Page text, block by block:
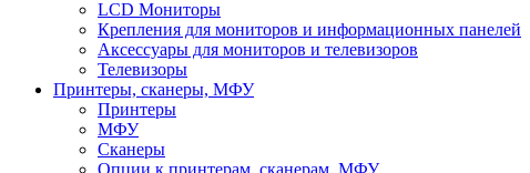
LCD Мониторы
Крепления для мониторов и информационных панелей
Аксессуары для мониторов и телевизоров
Телевизоры
Принтеры, сканеры, МФУ
Принтеры
МФУ
Сканеры